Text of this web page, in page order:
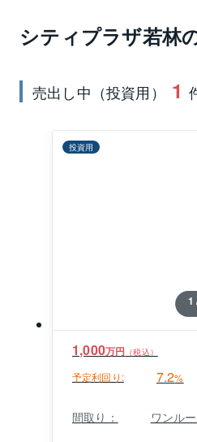
能的に作られていて、シン
ファミリーに向いています。
ます。内装は白い壁にウッデ
ます。シティプラザ若林の
の若林駅で徒歩4分と駅近です
シティプラザ若林
売出し中（投資用） 1
1
投資用
1,000万円 （税込）
予定利回り: 7.2%
間取り： ワンル